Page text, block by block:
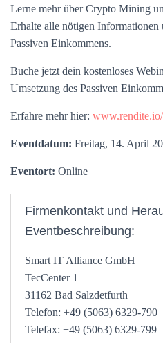
Lerne mehr über Crypto Mining
Erhalte alle nötigen Informationen
Passiven Einkommens.
Buche jetzt dein kostenloses
Umsetzung des Passiven
Erfahre mehr hier:
Eventdatum: Freitag, 14. April
Eventort: Online
Firmenkontakt und
Eventbeschreibung:
Smart IT Alliance GmbH
TecCenter 1
31162 Bad Salzdetfurth
Telefon: +49 (5063) 6329-790
Telefax: +49 (5063) 6329-799